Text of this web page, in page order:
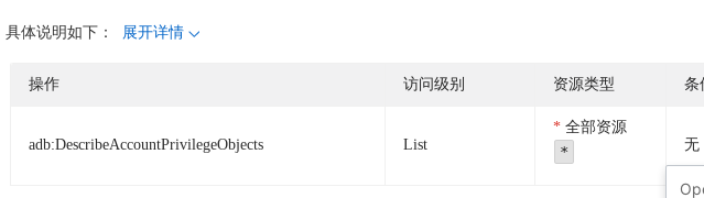
具体说明如下： 展开详情
操作 访问级别 资源类型 条
adb:DescribeAccountPrivilegeObjects List
全部资源
* 无